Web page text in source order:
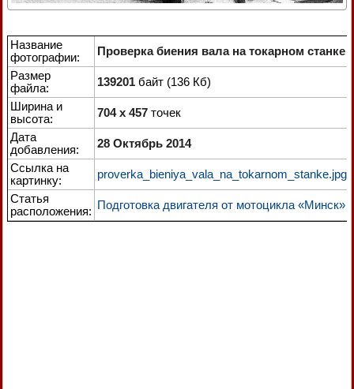
Название
фотографии:
Проверка биения вала на токарном станке
Размер
файла:
139201 байт (136 Кб)
Ширина и
высота:
704 x 457 точек
Дата
добавления:
28 Октябрь 2014
Ссылка на
картинку:
proverka_bieniya_vala_na_tokarnom_stanke.jpg
Статья
расположения: Подготовка двигателя от мотоцикла «Минск»